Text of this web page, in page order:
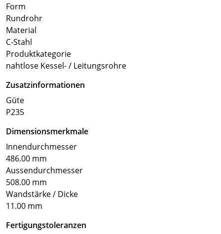
Form
Rundrohr
Material
C-Stahl
Produktkategorie
nahtlose Kessel- / Leitungsrohre
Zusatzinformationen
Güte
P235
Dimensionsmerkmale
Innendurchmesser
486.00 mm
Aussendurchmesser
508.00 mm
Wandstärke / Dicke
11.00 mm
Fertigungstoleranzen